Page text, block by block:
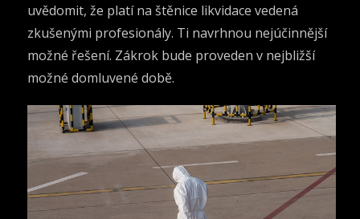
uvědomit, že platí naštěnice likvidace vedená
zkušenými profesionály. Ti navrhnou nejúčinnější
možné řešení. Zákrok bude proveden v nejbližší
možné domluvené době.